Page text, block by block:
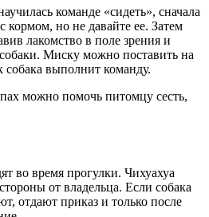
команде «сидеть», сначала
кормом, но не давайте ее. Затем
лакомство в поле зрения и
Миску можно поставить на
собака выполнит команду.
можно помочь питомцу сесть,
во время прогулки. Чихуахуа
от владельца. Если собака
отдают приказ и только после